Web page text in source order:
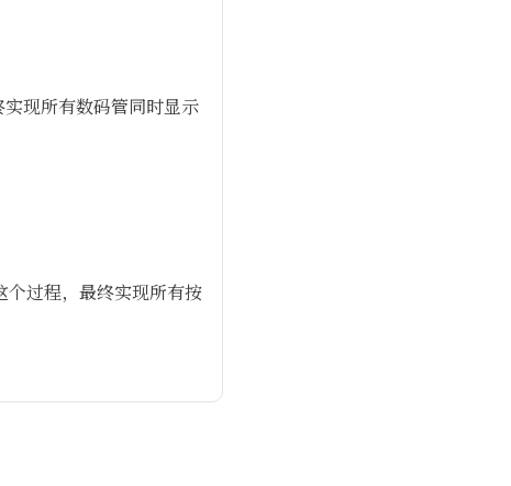
现所有数码管同时显示
过程，最终实现所有按